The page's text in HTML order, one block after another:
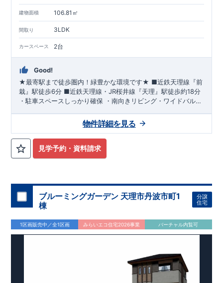
建物面積 106.81㎡
間取り 3LDK
カースペース 2台
Good!
★最寄駅まで徒歩圏内！緑豊かな環境です★ ■近鉄天理線『前
栽』駅徒歩6分 ​■近鉄天理線・JR桜井線『天理』駅徒歩約18分 ​
​・駐車スペースしっかり確保 ​・南向きリビング・ワイドバルコ
キッチン ​・トイレは各階に設置 ​ ​『市立前栽こども園』徒歩約2
分 ​『ひまわり保育園分園』徒歩約9分 ​『市立前栽小学校』徒歩
約8分 ​『市立西中学校』徒歩約23分 ​『ファミリーマート天理指
柳町店』徒歩約9分 ​『万代北天理店』徒歩約10分 ​『天理メディ
カルセンター』徒歩約10分 ​
見学予約・資料請求
物件詳細を見る
ブルーミングガーデン 天理市丹波市町1
棟
分譲
住宅
1区画販売中／全1区画 みらいエコ住宅2026事業 バーチャル内覧可